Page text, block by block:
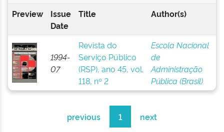
Preview
Issue
Date
Title Author(s)
1994-
07
Revista do
Serviço Público
(RSP), ano 45, vol.
118, nº 2
Escola Nacional
de
Administração
Pública (Brasil)
previous 1 next